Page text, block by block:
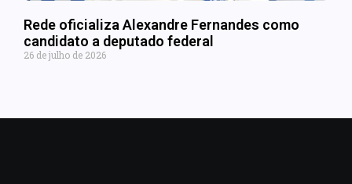
Rede oficializa Alexandre Fernandes como
candidato a deputado federal
26 de julho de 2026